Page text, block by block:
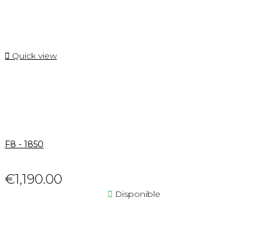
 Quick view
F8 - 1850
€1,190.00
 Disponible